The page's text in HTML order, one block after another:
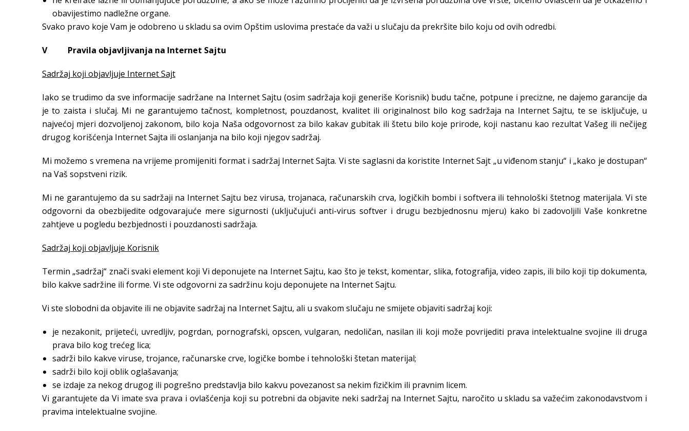
obavijestimo nadležne organe.
Svako pravo koje Vam je odobreno u skladu sa ovim Opštim uslovima prestaće da važi u slučaju da prekršite bilo koju od ovih odredbi.
V Pravila objavljivanja na Internet Sajtu
Sadržaj koji objavljuje Internet Sajt
Iako se trudimo da sve informacije sadržane na Internet Sajtu (osim sadržaja koji generiše Korisnik) budu tačne, potpune i precizne, ne dajemo garancije da
je to zaista i slučaj. Mi ne garantujemo tačnost, kompletnost, pouzdanost, kvalitet ili originalnost bilo kog sadržaja na Internet Sajtu, te se isključuje, u
najvećoj mjeri dozvoljenoj zakonom, bilo koja Naša odgovornost za bilo kakav gubitak ili štetu bilo koje prirode, koji nastanu kao rezultat Vašeg ili nečijeg
drugog korišćenja Internet Sajta ili oslanjanja na bilo koji njegov sadržaj.
Mi možemo s vremena na vrijeme promijeniti format i sadržaj Internet Sajta. Vi ste saglasni da koristite Internet Sajt „u viđenom stanju“ i „kako je dostupan“
na Vaš sopstveni rizik.
Mi ne garantujemo da su sadržaji na Internet Sajtu bez virusa, trojanaca, računarskih crva, logičkih bombi i softvera ili tehnološki štetnog materijala. Vi ste
odgovorni da obezbijedite odgovarajuće mere sigurnosti (uključujući anti-virus softver i drugu bezbjednosnu mjeru) kako bi zadovoljili Vaše konkretne
zahtjeve u pogledu bezbjednosti i pouzdanosti sadržaja.
Sadržaj koji objavljuje Korisnik
Termin „sadržaj“ znači svaki element koji Vi deponujete na Internet Sajtu, kao što je tekst, komentar, slika, fotografija, video zapis, ili bilo koji tip dokumenta,
bilo kakve sadržine ili forme. Vi ste odgovorni za sadržinu koju deponujete na Internet Sajtu.
Vi ste slobodni da objavite ili ne objavite sadržaj na Internet Sajtu, ali u svakom slučaju ne smijete objaviti sadržaj koji:
je nezakonit, prijeteći, uvredljiv, pogrdan, pornografski, opscen, vulgaran, nedoličan, nasilan ili koji može povrijediti prava intelektualne svojine ili druga
prava bilo kog trećeg lica;
sadrži bilo kakve viruse, trojance, računarske crve, logičke bombe i tehnološki štetan materijal;
sadrži bilo koji oblik oglašavanja;
se izdaje za nekog drugog ili pogrešno predstavlja bilo kakvu povezanost sa nekim fizičkim ili pravnim licem.
Vi garantujete da Vi imate sva prava i ovlašćenja koji su potrebni da objavite neki sadržaj na Internet Sajtu, naročito u skladu sa važećim zakonodavstvom i
pravima intelektualne svojine.